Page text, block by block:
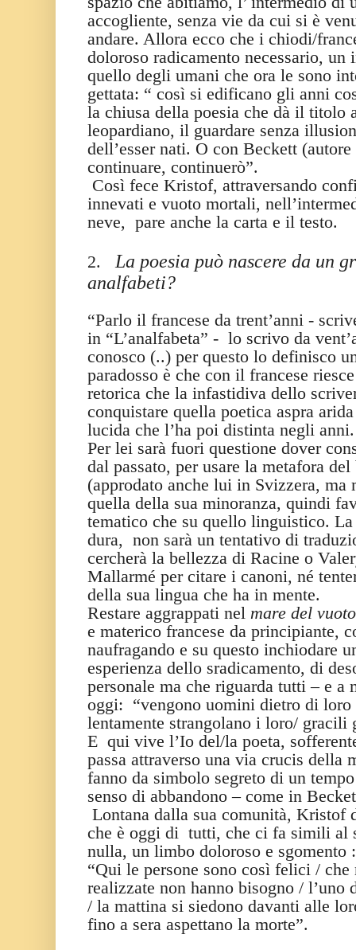
accogliente, senza vie da cui si è
andare. Allora ecco che i chiodi/
doloroso radicamento necessario, un
quello degli umani che ora le sono
gettata: “ così si edificano gli anni
la chiusa della poesia che dà il titolo
leopardiano, il guardare senza
dell’esser nati. O con Beckett (autore
continuare, continuerò”.
Così fece Kristof, attraversando
innevati e vuoto mortali,
neve, pare anche la carta e il testo.
2.
La poesia può nascere da un
analfabeti?
“Parlo il francese da trent’anni -
in “L’analfabeta” - lo scrivo da
conosco (..) per questo lo definisco
paradosso è che con il francese
retorica che la infastidiva dello
conquistare quella poetica aspra
lucida che l’ha poi distinta negli anni.
Per lei sarà fuori questione dover
dal passato, per usare la metafora
(approdato anche lui in Svizzera, ma
quella della sua minoranza, quindi
tematico che su quello linguistico.
dura, non sarà un tentativo di
cercherà la bellezza di Racine o
Mallarmé per citare i canoni, né
della sua lingua che ha in mente.
Restare aggrappati nel mare del vuoto
e materico francese da principiante,
naufragando e su questo inchiodare
esperienza dello sradicamento, di
personale ma che riguarda tutti – e
oggi: “vengono uomini dietro di loro
lentamente strangolano i loro/ gracili
E qui vive l’Io del/la poeta,
passa attraverso una via crucis
fanno da simbolo segreto di un
senso di abbandono – come in
Lontana dalla sua comunità, Kristof
che è oggi di tutti, che ci fa simili al
nulla, un limbo doloroso e sgomento :
“Qui le persone sono così felici / che
realizzate non hanno bisogno / l’uno
/ la mattina si siedono davanti alle
fino a sera aspettano la morte”.